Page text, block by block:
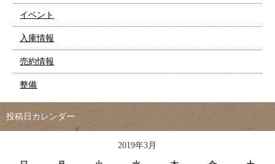
イベント
入庫情報
売約情報
整備
投稿日カレンダー
2019年3月